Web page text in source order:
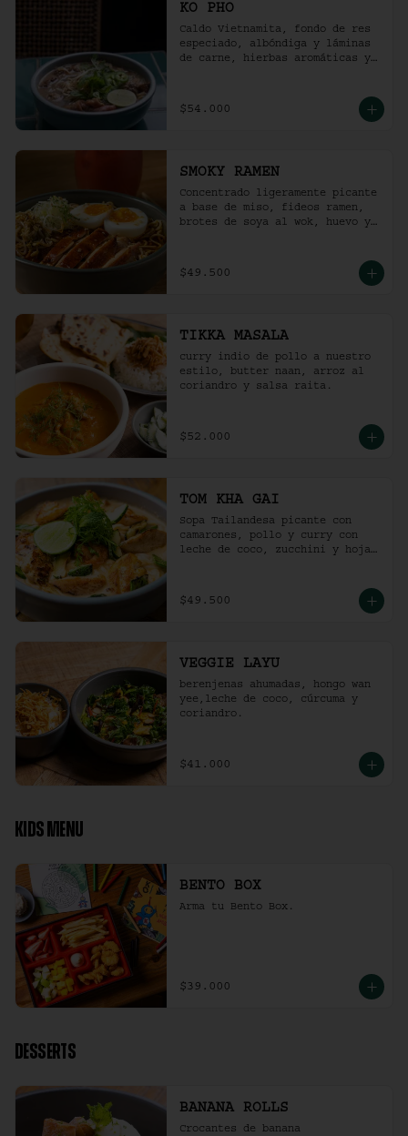
KO PHO
Caldo Vietnamita, fondo de res
especiado, albóndiga y láminas
de carne, hierbas aromáticas y
$54.000
SMOKY RAMEN
Concentrado ligeramente picante
a base de miso, fideos ramen,
brotes de soya al wok, huevo y
$49.500
TIKKA MASALA
curry indio de pollo a nuestro
estilo, butter naan, arroz al
coriandro y salsa raita.
$52.000
TOM KHA GAI
Sopa Tailandesa picante con
camarones, pollo y curry con
leche de coco, zucchini y hojas
$49.500
VEGGIE LAYU
berenjenas ahumadas, hongo wan
yee,leche de coco, cúrcuma y
coriandro.
$41.000
KIDS MENU
BENTO BOX
Arma tu Bento Box.
$39.000
DESSERTS
BANANA ROLLS
Crocantes de banana